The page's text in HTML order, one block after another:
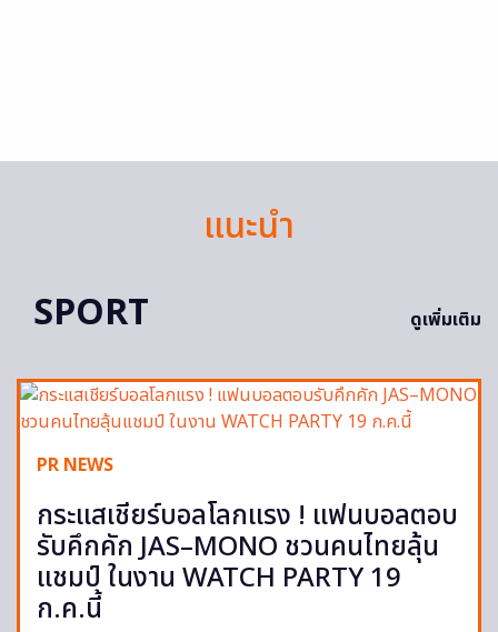
แนะนำ
SPORT
ดูเพิ่มเติม
PR NEWS
กระแสเชียร์บอลโลกแรง ! แฟนบอลตอบ
รับคึกคัก JAS–MONO ชวนคนไทยลุ้น
แชมป์ ในงาน WATCH PARTY 19
ก.ค.นี้